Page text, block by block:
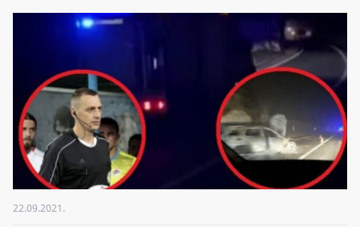
22.09.2021.